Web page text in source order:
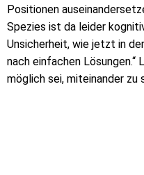
Positionen
Spezies ist da leider
Unsicherheit, wie jetzt in
nach einfachen
möglich sei, miteinander zu